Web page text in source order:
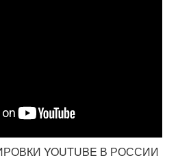
YOUTUBE В РОССИИ